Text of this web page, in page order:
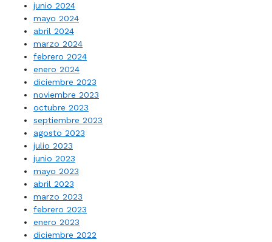
junio 2024
mayo 2024
abril 2024
marzo 2024
febrero 2024
enero 2024
diciembre 2023
noviembre 2023
octubre 2023
septiembre 2023
agosto 2023
julio 2023
junio 2023
mayo 2023
abril 2023
marzo 2023
febrero 2023
enero 2023
diciembre 2022